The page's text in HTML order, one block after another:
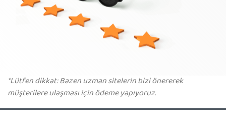
*Lütfen dikkat: Bazen uzman sitelerin bizi önererek
müşterilere ulaşması için ödeme yapıyoruz.